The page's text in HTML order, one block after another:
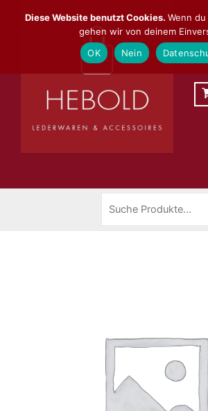
Inhalt
Diese Website benutzt Cookies. Wenn
gehen wir von deinem
OK
Nein